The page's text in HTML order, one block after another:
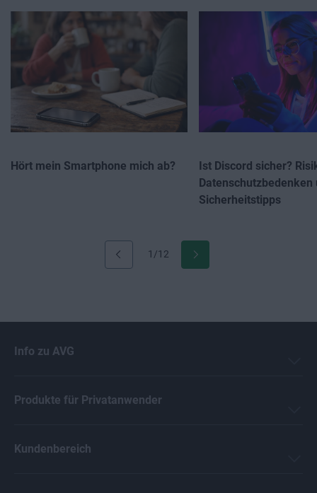
1/12
Hört mein Smartphone mich ab?
Ist Discord sicher?
Datenschutzbedenken
Sicherheitstipps
Info zu AVG
Produkte für Privatanwender
Kundenbereich